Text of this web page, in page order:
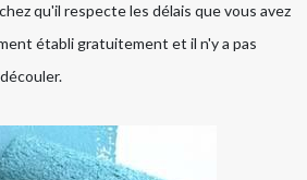
qu'il respecte les délais que vous avez
établi gratuitement et il n'y a pas